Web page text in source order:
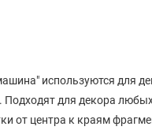
используются для
для декора
от центра к краям